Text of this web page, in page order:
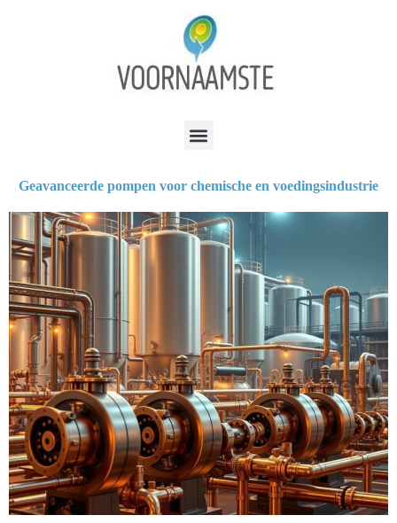
Geavanceerde pompen voor chemische en voedingsindustrie